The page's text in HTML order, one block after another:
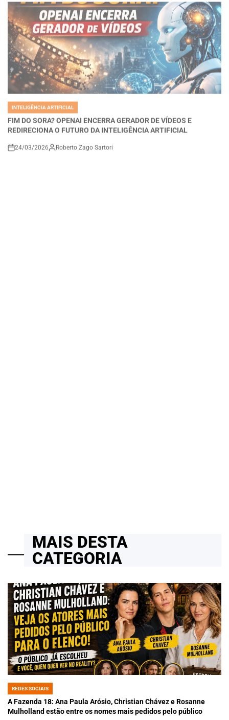
POSTED
INTELIGÊNCIA ARTIFICIAL
FIM DO SORA? OPENAI ENCERRA GERADOR DE VÍDEOS E
REDIRECIONA O FUTURO DA INTELIGÊNCIA ARTIFICIAL
on
24/03/2026 Roberto Zago Sartori
MAIS DESTA
CATEGORIA
POSTED
IN
REDES SOCIAIS
A Fazenda 18: Ana Paula Arósio, Christian Chávez e Rosanne
Mulholland estão entre os nomes mais pedidos pelo público